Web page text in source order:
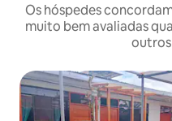
Os hóspedes
muito bem avaliadas